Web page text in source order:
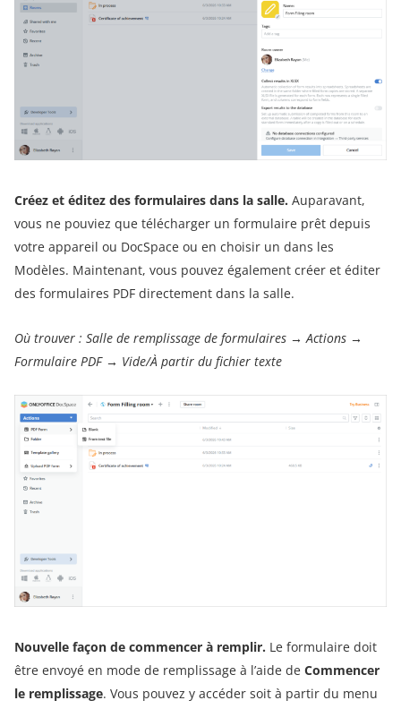
Créez et éditez des formulaires dans la salle. Auparavant,
vous ne pouviez que télécharger un formulaire prêt depuis
votre appareil ou DocSpace ou en choisir un dans les
Modèles. Maintenant, vous pouvez également créer et éditer
des formulaires PDF directement dans la salle.
Où trouver : Salle de remplissage de formulaires → Actions →
Formulaire PDF → Vide/À partir du fichier texte
Nouvelle façon de commencer à remplir. Le formulaire doit
être envoyé en mode de remplissage à l’aide de Commencer
le remplissage. Vous pouvez y accéder soit à partir du menu